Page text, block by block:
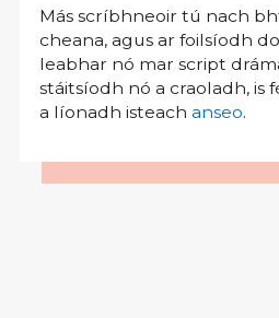
Más scríbhneoir tú nach
cheana, agus ar foilsíodh
leabhar nó mar script
stáitsíodh nó a craoladh, is
a líonadh isteach anseo.